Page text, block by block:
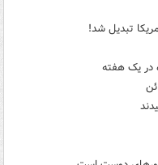
تبدیل شد!